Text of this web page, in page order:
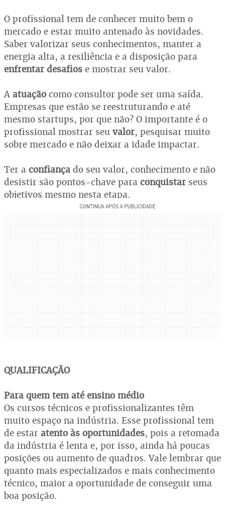
O profissional tem de conhecer muito bem o
mercado e estar muito antenado às novidades.
Saber valorizar seus conhecimentos, manter a
energia alta, a resiliência e a disposição para
enfrentar desafios e mostrar seu valor.
A atuação como consultor pode ser uma saída.
Empresas que estão se reestruturando e até
mesmo startups, por que não? O importante é o
profissional mostrar seu valor, pesquisar muito
sobre mercado e não deixar a idade impactar.
Ter a confiança do seu valor, conhecimento e não
desistir são pontos-chave para conquistar seus
objetivos mesmo nesta etapa.
QUALIFICAÇÃO
Para quem tem até ensino médio
Os cursos técnicos e profissionalizantes têm
muito espaço na indústria. Esse profissional tem
de estar atento às oportunidades, pois a retomada
da indústria é lenta e, por isso, ainda há poucas
posições ou aumento de quadros. Vale lembrar que
quanto mais especializados e mais conhecimento
técnico, maior a oportunidade de conseguir uma
boa posição.